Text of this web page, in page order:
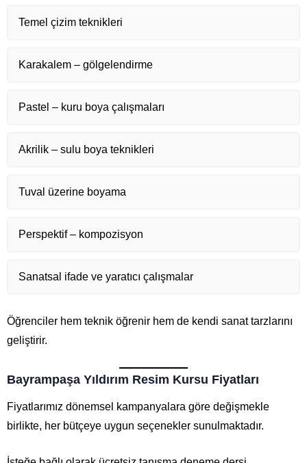
Temel çizim teknikleri
Karakalem – gölgelendirme
Pastel – kuru boya çalışmaları
Akrilik – sulu boya teknikleri
Tuval üzerine boyama
Perspektif – kompozisyon
Sanatsal ifade ve yaratıcı çalışmalar
Öğrenciler hem teknik öğrenir hem de kendi sanat tarzlarını
geliştirir.
Bayrampaşa Yıldırım Resim Kursu Fiyatları
Fiyatlarımız dönemsel kampanyalara göre değişmekle
birlikte, her bütçeye uygun seçenekler sunulmaktadır.